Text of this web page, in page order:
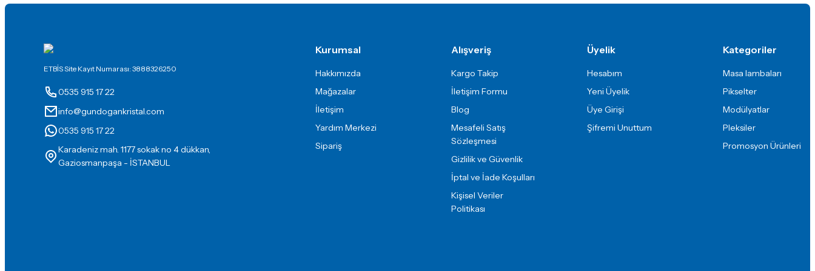
ETBİS Site Kayıt Numarası: 3888326250
0535 915 17 22
info@gundogankristal.com
0535 915 17 22
Karadeniz mah. 1177 sokak no 4 dükkan,
Gaziosmanpaşa - İSTANBUL
Kurumsal
Hakkımızda
Mağazalar
İletişim
Yardım Merkezi
Sipariş
Alışveriş
Kargo Takip
İletişim Formu
Blog
Mesafeli Satış
Sözleşmesi
Gizlilik ve Güvenlik
İptal ve İade Koşulları
Kişisel Veriler
Politikası
Üyelik
Hesabım
Yeni Üyelik
Üye Girişi
Şifremi Unuttum
Kategoriler
Masa lambaları
Pikselter
Modülyatlar
Pleksiler
Promosyon Ürünleri